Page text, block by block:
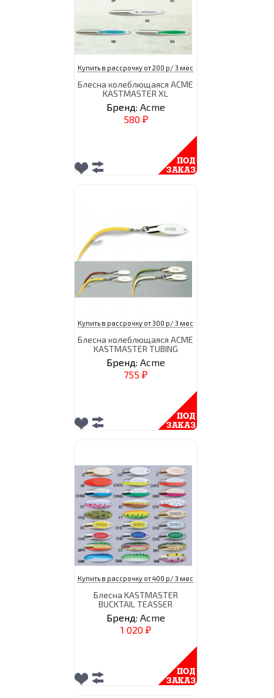
Купить в рассрочку от 200 р/ 3 мес
Блесна колеблющаяся ACME
KASTMASTER XL
Бренд: Acme
580 ₽
Купить в рассрочку от 300 р/ 3 мес
Блесна колеблющаяся ACME
KASTMASTER TUBING
Бренд: Acme
755 ₽
Купить в рассрочку от 400 р/ 3 мес
Блесна KASTMASTER
BUCKTAIL TEASSER
Бренд: Acme
1 020 ₽